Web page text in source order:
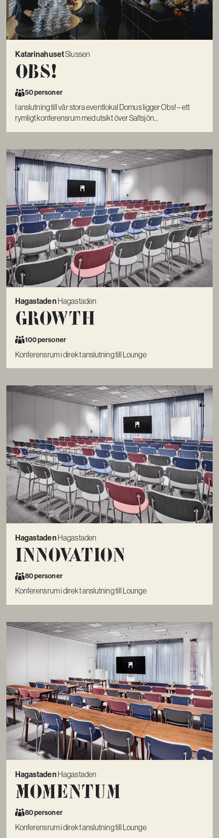
KatarinahusetSlussen
Obs!
50 personer
I anslutning till vår stora eventlokal Domus ligger Obs! – ett
rymligt konferensrum med utsikt över Saltsjön...
Hagastaden Hagastaden
Growth
100 personer
Konferensrum i direkt anslutning till Lounge
Hagastaden Hagastaden
Innovation
80 personer
Konferensrum i direkt anslutning till Lounge
Hagastaden Hagastaden
Momentum
80 personer
Konferensrum i direkt anslutning till Lounge